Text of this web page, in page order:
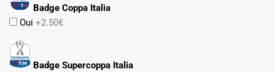
Badge Coppa Italia
Oui +2.50€
Badge Supercoppa Italia